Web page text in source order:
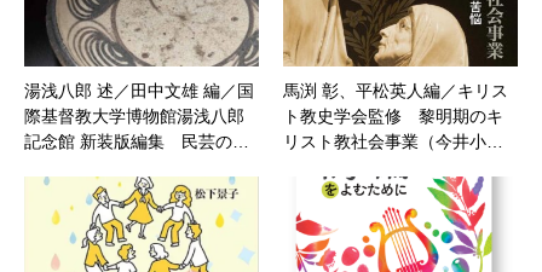
湯浅八郎 述／田中文雄 編／国
際基督教大学博物館湯浅八郎
記念館 新装版編集 民芸の…
馬渕 彰、平松英人編／キリス
ト教史学会監修 黎明期のキ
リスト教社会事業（今井小…